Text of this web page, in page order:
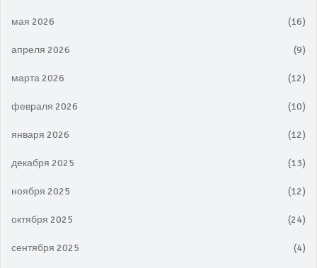
мая 2026 (16)
апреля 2026 (9)
марта 2026 (12)
февраля 2026 (10)
января 2026 (12)
декабря 2025 (13)
ноября 2025 (12)
октября 2025 (24)
сентября 2025 (4)